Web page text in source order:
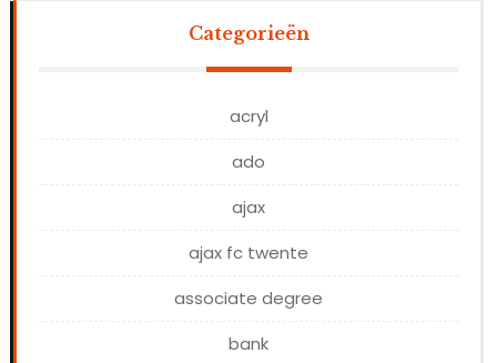
Categorieën
acryl
ado
ajax
ajax fc twente
associate degree
bank